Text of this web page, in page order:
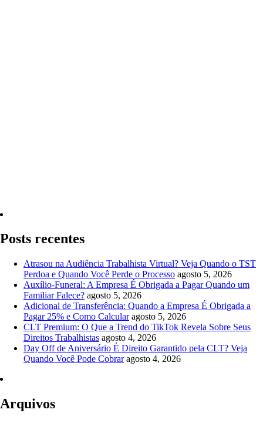
Posts recentes
Atrasou na Audiência Trabalhista Virtual? Veja Quando o TST
Perdoa e Quando Você Perde o Processo agosto 5, 2026
Auxílio-Funeral: A Empresa É Obrigada a Pagar Quando um
Familiar Falece? agosto 5, 2026
Adicional de Transferência: Quando a Empresa É Obrigada a
Pagar 25% e Como Calcular agosto 5, 2026
CLT Premium: O Que a Trend do TikTok Revela Sobre Seus
Direitos Trabalhistas agosto 4, 2026
Day Off de Aniversário É Direito Garantido pela CLT? Veja
Quando Você Pode Cobrar agosto 4, 2026
Arquivos